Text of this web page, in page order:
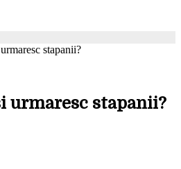
stapanii?
urmaresc stapanii?